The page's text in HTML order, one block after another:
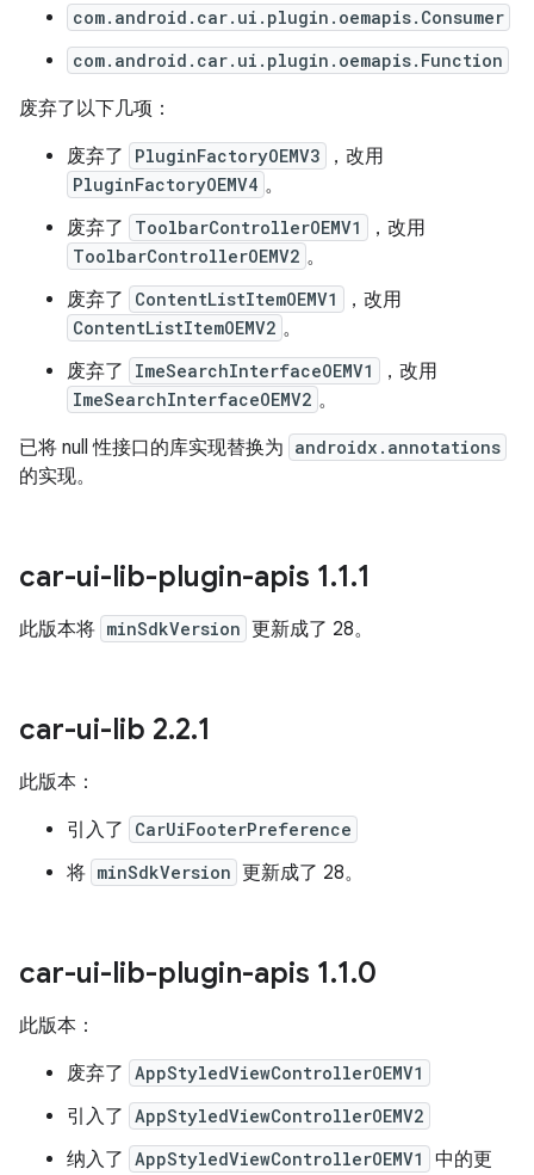
com.android.car.ui.plugin.oemapis.Consumer
com.android.car.ui.plugin.oemapis.Function
废弃了以下几项：
废弃了
PluginFactoryOEMV3 ，改用
PluginFactoryOEMV4 。
废弃了
ToolbarControllerOEMV1 ，改用
ToolbarControllerOEMV2 。
废弃了
ContentListItemOEMV1 ，改用
ContentListItemOEMV2 。
废弃了
ImeSearchInterfaceOEMV1 ，改用
ImeSearchInterfaceOEMV2 。
已将 null 性接口的库实现替换为 androidx.annotations
的实现。
car-ui-lib-plugin-apis 1.1.1
此版本将 minSdkVersion 更新成了 28。
car-ui-lib 2.2.1
此版本：
引入了
CarUiFooterPreference
将 minSdkVersion 更新成了 28。
car-ui-lib-plugin-apis 1.1.0
此版本：
废弃了 AppStyledViewControllerOEMV1
引入了 AppStyledViewControllerOEMV2
纳入了 AppStyledViewControllerOEMV1 中的更